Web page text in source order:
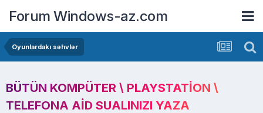
Forum Windows-az.com
Oyunlardakı səhvlər
BÜTÜN KOMPÜTER \ PLAYSTATION \
TELEFONA AID SUALINIZI YAZA